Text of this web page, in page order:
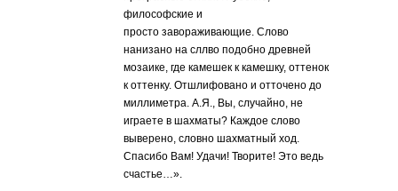
философские и
просто завораживающие. Слово
нанизано на сллво подобно древней
мозаике, где камешек к камешку, оттенок
к оттенку. Отшлифовано и отточено до
миллиметра. А.Я., Вы, случайно, не
играете в шахматы? Каждое слово
выверено, словно шахматный ход.
Спасибо Вам! Удачи! Творите! Это ведь
счастье…».